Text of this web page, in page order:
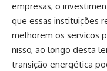
empresas, o
que essas instituições
melhorem os serviços
nisso, ao longo desta
transição energética